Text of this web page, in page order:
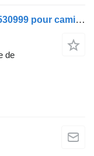
Flexible de climatisation Renault 78530999 pour camion Renault T (2013-)
de